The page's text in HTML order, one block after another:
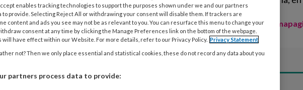
al een tijdje dé trend. Journalist
York Times
Naar de
enables tracking technologies to support the purposes shown under we and our partners
to provide. Selecting Reject All or withdrawing your consent will disable them. If trackers are
content and ads you see may not be as relevant to you. You can resurface this menu to change your
consent at any time by clicking the Manage Preferences link on the bottom of the webpage.
will have effect within our Website. For more details, refer to our Privacy Policy. Privacy Statement
not? Then we only place essential and statistical cookies, these do not record any data about you
partners process data to provide: